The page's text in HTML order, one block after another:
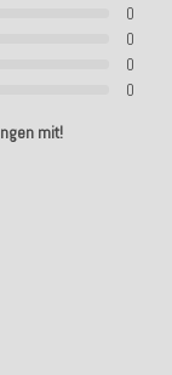
0
0
0
0
mit!